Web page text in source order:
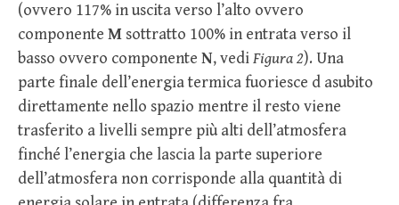
(ovvero 117% in uscita verso l’alto ovvero
componente M sottratto 100% in entrata verso il
basso ovvero componente N, vediFigura 2). Una
parte finale dell’energia termica fuoriesce d asubito
direttamente nello spazio mentre il resto viene
trasferito a livelli sempre più alti dell’atmosfera
finché l’energia che lascia la parte superiore
dell’atmosfera non corrisponde alla quantità di